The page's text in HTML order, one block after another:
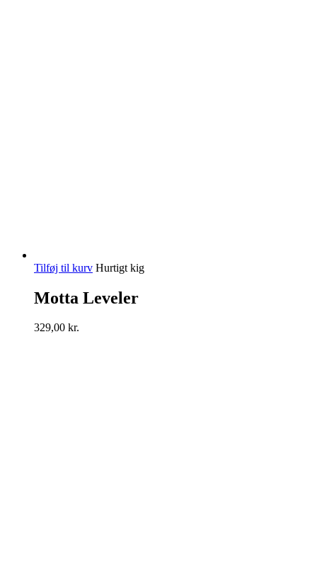
Tilføj til kurv Hurtigt kig
Motta Leveler
329,00 kr.